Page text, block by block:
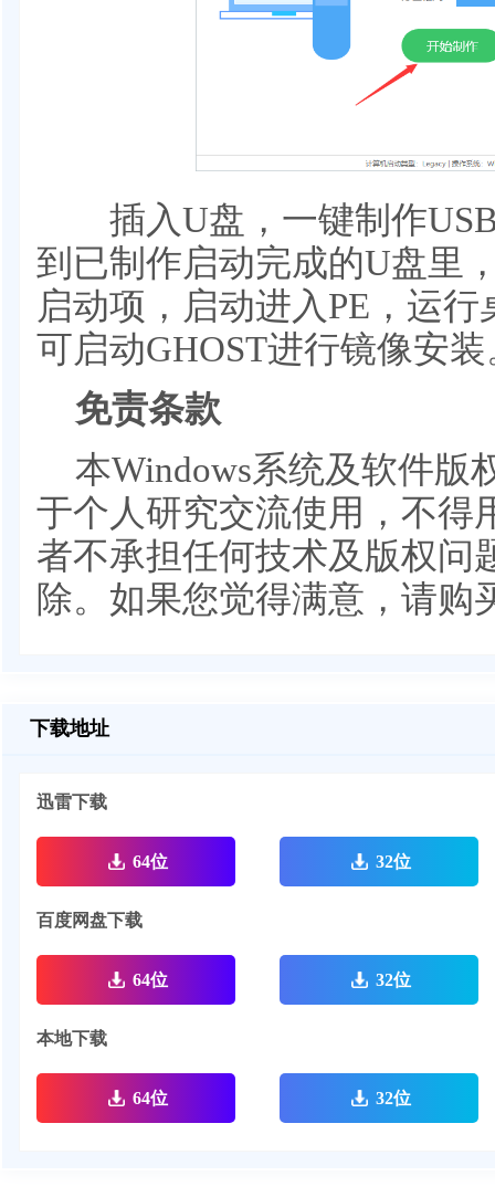
插入U盘，一键制作USB
到已制作启动完成的U盘里
启动项，启动进入PE，运
可启动GHOST进行镜像安装
免责条款
本Windows系统及软件版
于个人研究交流使用，不得
者不承担任何技术及版权问
除。如果您觉得满意，请购
下载地址
迅雷下载
64位 32位
百度网盘下载
64位 32位
本地下载
64位 32位